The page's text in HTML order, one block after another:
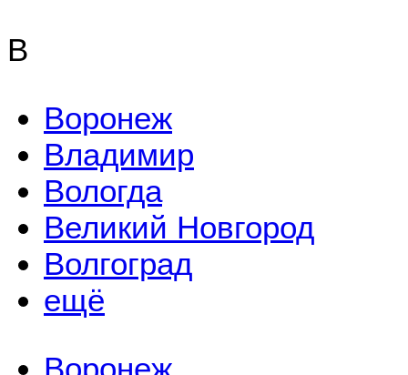
В
Воронеж
Владимир
Вологда
Великий Новгород
Волгоград
ещё